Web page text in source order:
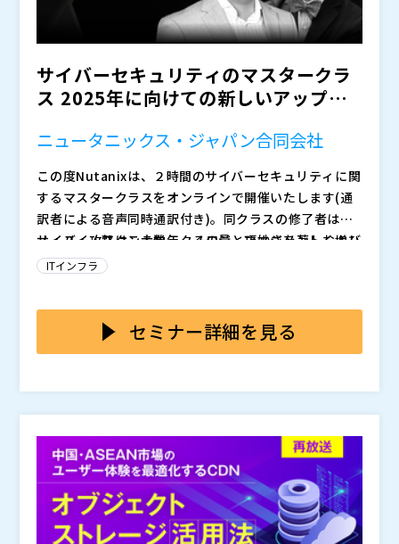
サイバーセキュリティのマスタークラ
ス 2025年に向けての新しいアップデ
ニュータニックス・ジャパン合同会社
この度Nutanixは、２時間のサイバーセキュリティに関
するマスタークラスをオンラインで開催いたします(通
訳者による音声同時通訳付き)。同クラスの修了者は、
ノースイースタン大学テクノロジーマネジメントおよび
デジタルリーダーシップセンター からサイバーセキュ
サイバー攻撃はここ数年、その量と巧妙さを著しく増し
ています。特にクラウド、IoT、さらに昨今ではAIを含
絞り適応性の高い検知困難な攻撃が可能になるため、こ
のような進歩はますます複雑化するサイバー脅威の一因
びITインフラストラクチャーを保護するための堅牢なサ
イバーセキュリティ戦略の必要性が、かつてないほどま
でに重要になっています。
今回のNutanixマスタークラスは、重大なサイバーセキ
ュリティのトピックについて、本質的な教育を提供し、
アイデア交換の場となることを目的しています。
このマスタークラスでは、効果的なサイバーセキュリテ
ィ戦略の策定、提供、および実施に必要なツール、提案
された戦略に対する合意形成の方法、そしてセキュリテ
ITインフラ
セミナー詳細を見る